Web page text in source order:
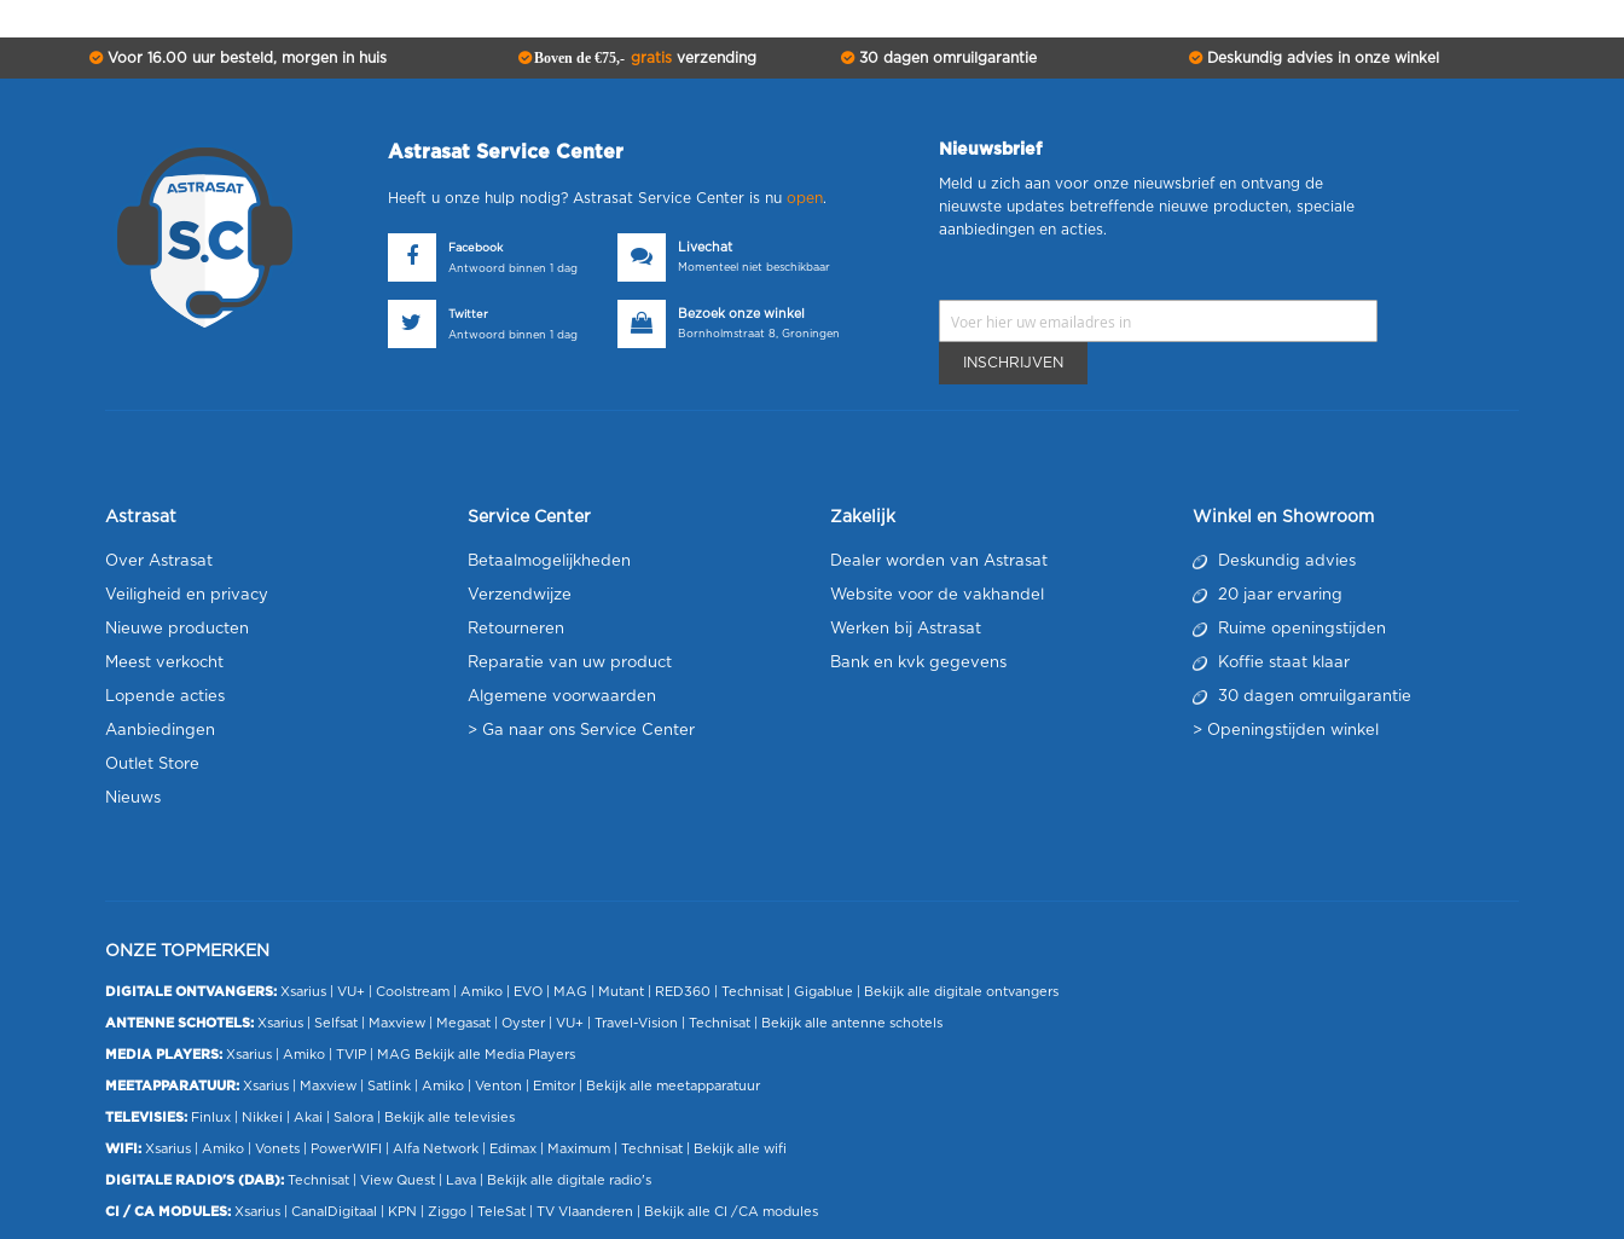
Voor 16.00 uur besteld, morgen in huis Boven de €75,- gratisverzending 30 dagen omruilgarantie Deskundig advies in onze winkel
Astrasat Service Center
Heeft u onze hulp nodig? Astrasat Service Center is nu open.
Facebook
Antwoord binnen 1 dag
Livechat
Momenteel niet beschikbaar
Twitter
Antwoord binnen 1 dag
Bezoek onze winkel
Bornholmstraat 8, Groningen
Nieuwsbrief
Meld u zich aan voor onze nieuwsbrief en ontvang de
nieuwste updates betreffende nieuwe producten, speciale
aanbiedingen en acties.
INSCHRIJVEN
Astrasat
Over Astrasat
Veiligheid en privacy
Nieuwe producten
Meest verkocht
Lopende acties
Aanbiedingen
Outlet Store
Nieuws
Service Center
Betaalmogelijkheden
Verzendwijze
Retourneren
Reparatie van uw product
Algemene voorwaarden
> Ga naar ons Service Center
Zakelijk
Dealer worden van Astrasat
Website voor de vakhandel
Werken bij Astrasat
Bank en kvk gegevens
Winkel en Showroom
Deskundig advies
20 jaar ervaring
Ruime openingstijden
Koffie staat klaar
30 dagen omruilgarantie
> Openingstijden winkel
ONZE TOPMERKEN
DIGITALE ONTVANGERS: Xsarius VU+ | Coolstream | Amiko EVO MAG Mutant | RED360 | Technisat Gigablue Bekijk alle digitale ontvangers
ANTENNE SCHOTELS: Xsarius Selfsat Maxview Megasat | Oyster | VU+ Travel-Vision Technisat Bekijk alle antenne schotels
MEDIA PLAYERS: Xsarius Amiko TVIP MAG Bekijk alle Media Players
MEETAPPARATUUR: Xsarius Maxview Satlink Amiko Venton Emitor Bekijk alle meetapparatuur
TELEVISIES: Finlux | Nikkei | Akai Salora Bekijk alle televisies
WIFI: Xsarius Amiko Vonets PowerWIFI Alfa Network Edimax | Maximum | Technisat Bekijk alle wifi
DIGITALE RADIO'S (DAB): Technisat View Quest Lava Bekijk alle digitale radio's
CI / CA MODULES: Xsarius CanalDigitaal KPN Ziggo TeleSat TV Vlaanderen Bekijk alle CI /CA modules